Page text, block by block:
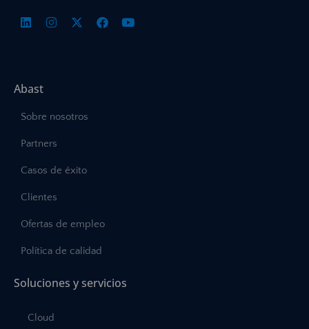
Abast
Sobre nosotros
Partners
Casos de éxito
Clientes
Ofertas de empleo
Política de calidad
Soluciones y servicios
Cloud